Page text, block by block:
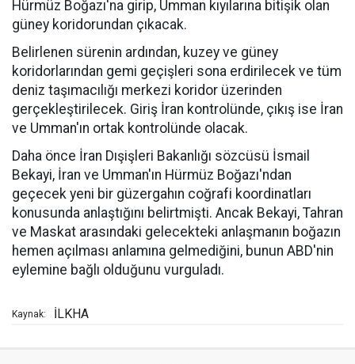
Hürmüz Boğazı'na girip, Umman kıyılarına bitişik olan
güney koridorundan çıkacak.
Belirlenen sürenin ardından, kuzey ve güney
koridorlarından gemi geçişleri sona erdirilecek ve tüm
deniz taşımacılığı merkezi koridor üzerinden
gerçekleştirilecek. Giriş İran kontrolünde, çıkış ise İran
ve Umman'ın ortak kontrolünde olacak.
Daha önce İran Dışişleri Bakanlığı sözcüsü İsmail
Bekayi, İran ve Umman'ın Hürmüz Boğazı'ndan
geçecek yeni bir güzergahın coğrafi koordinatları
konusunda anlaştığını belirtmişti. Ancak Bekayi, Tahran
ve Maskat arasındaki gelecekteki anlaşmanın boğazın
hemen açılması anlamına gelmediğini, bunun ABD'nin
eylemine bağlı olduğunu vurguladı.
Kaynak: İLKHA